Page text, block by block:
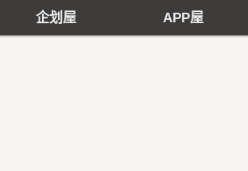
企划屋 APP屋